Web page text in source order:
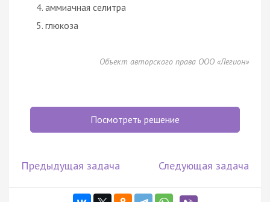
аммиачная селитра
глюкоза
Объект авторского права ООО «Легион»
Посмотреть решение
Предыдущая задача Следующая задача